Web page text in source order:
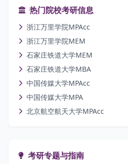
热门院校考研信息
浙江万里学院MPAcc
浙江万里学院MEM
石家庄铁道大学MEM
石家庄铁道大学MBA
中国传媒大学MPAcc
中国传媒大学MPA
北京航空航天大学MPAcc
考研专题与指南